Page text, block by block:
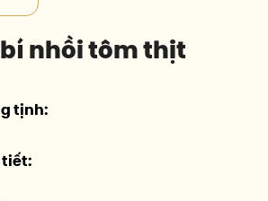
nhồi tôm thịt
tịnh:
tiết: